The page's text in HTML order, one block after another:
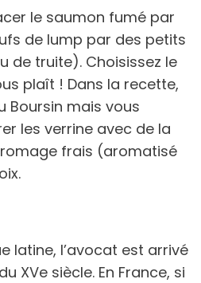
le saumon fumé par
de lump par des petits
de truite). Choisissez le
plaît ! Dans la recette,
Boursin mais vous
les verrine avec de la
frais (aromatisé
latine, l’avocat est arrivé
XVe siècle. En France, si